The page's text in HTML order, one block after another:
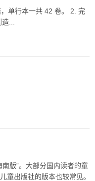
单行本一共 42 卷。 2. 完
...
版”。大部分国内读者的童
童出版社的版本也较常见。